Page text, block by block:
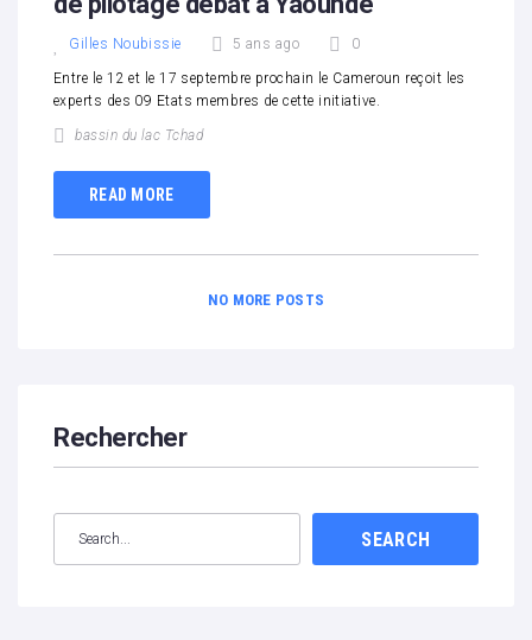
Gilles Noubissie 5 ans ago 0
Entre le 12 et le 17 septembre prochain le Cameroun reçoit les
experts des 09 Etats membres de cette initiative.
bassin du lac Tchad
READ MORE
NO MORE POSTS
Rechercher
SEARCH